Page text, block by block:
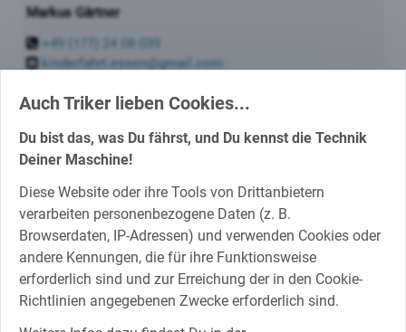
Markus Gärtner
+49 (177) 24 08 039
kinderfahrt.essen@gmail.com
Facebook:
Kinderfahrt 2025
Kinderfahrt 2024
Kinderfahrt 2023
Kinderfahrt 2022
Auch Triker lieben Cookies...
Du bist das, was Du fährst, und Du kennst die Technik
Deiner Maschine!
Diese Website oder ihre Tools von Drittanbietern
verarbeiten personenbezogene Daten (z. B.
Browserdaten, IP-Adressen) und verwenden Cookies oder
andere Kennungen, die für ihre Funktionsweise
erforderlich sind und zur Erreichung der in den Cookie-
Richtlinien angegebenen Zwecke erforderlich sind.